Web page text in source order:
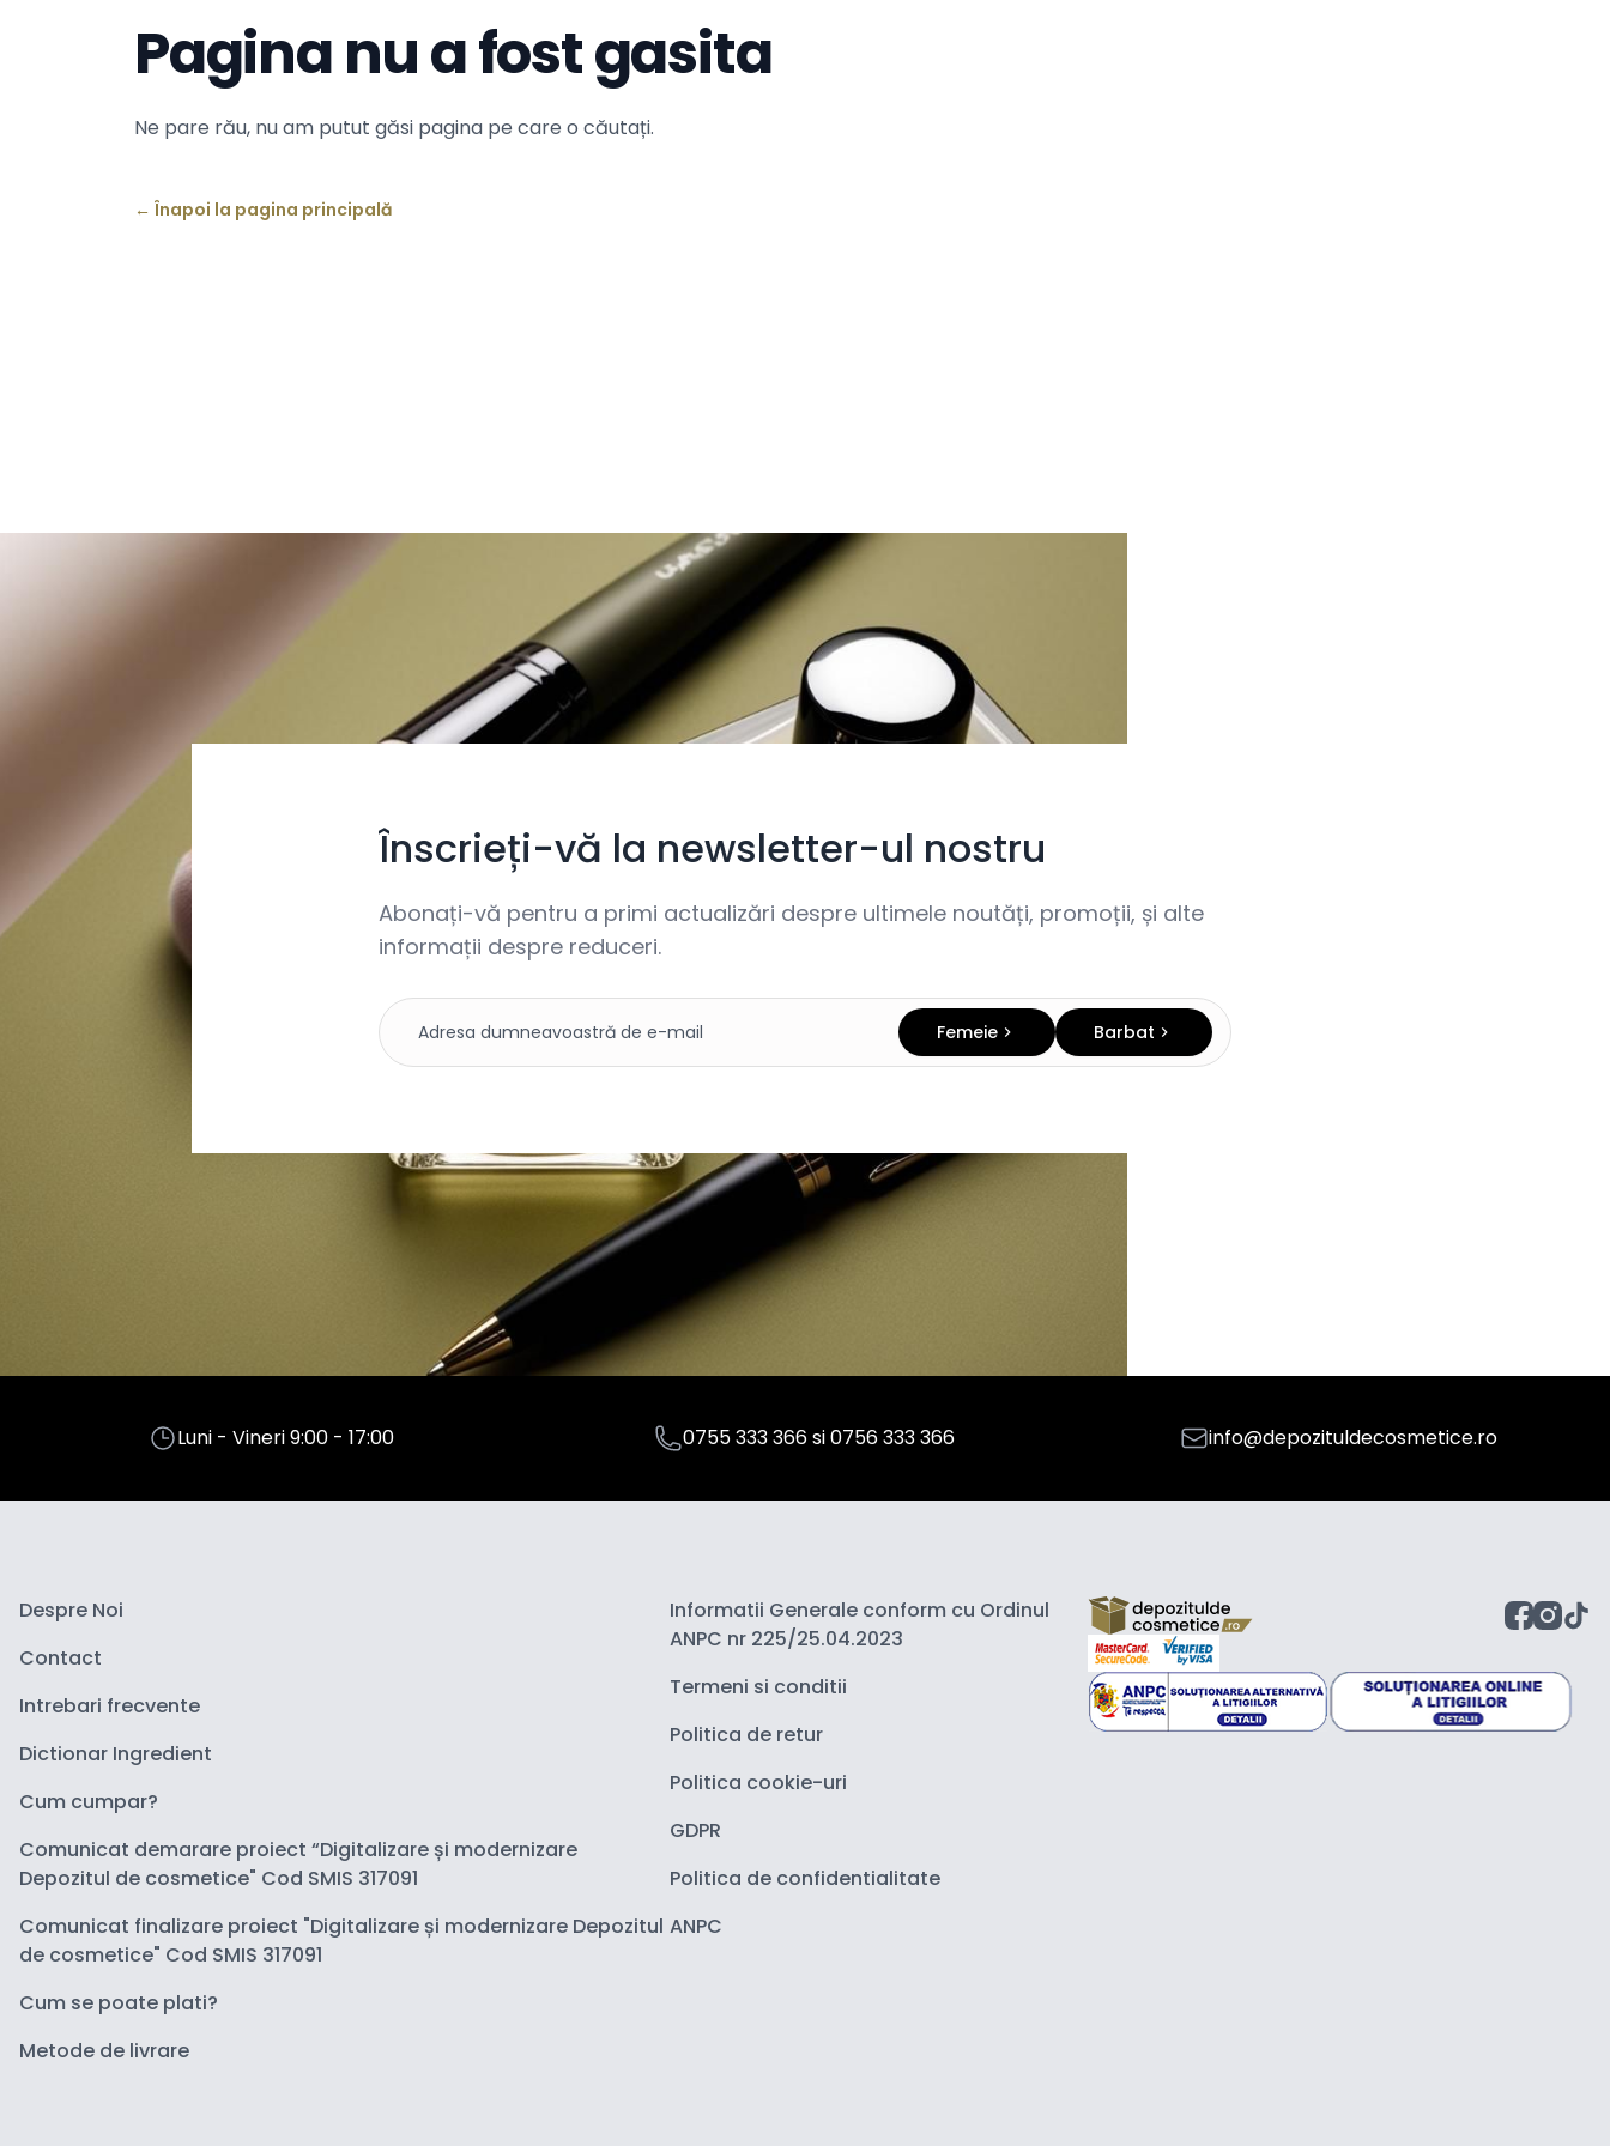
Pagina nu a fost gasita
Ne pare rău, nu am putut găsi pagina pe care o căutați.
← Înapoi la pagina principală
Înscrieți-vă la newsletter-ul nostru
Abonați-vă pentru a primi actualizări despre ultimele noutăți, promoții, și alte
informații despre reduceri.
Femeie Barbat
Luni - Vineri 9:00 - 17:00 0755 333 366si0756 333 366 info@depozituldecosmetice.ro
Despre Noi
Contact
Intrebari frecvente
Dictionar Ingredient
Cum cumpar?
Comunicat demarare proiect “Digitalizare și modernizare
Depozitul de cosmetice" Cod SMIS 317091
Comunicat finalizare proiect "Digitalizare și modernizare Depozitul
de cosmetice" Cod SMIS 317091
Cum se poate plati?
Metode de livrare
Informatii Generale conform cu Ordinul
ANPC nr 225/25.04.2023
Termeni si conditii
Politica de retur
Politica cookie-uri
GDPR
Politica de confidentialitate
ANPC